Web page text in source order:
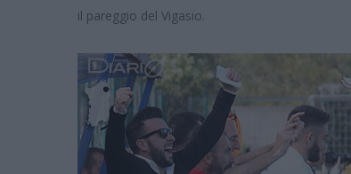
il pareggio del Vigasio.